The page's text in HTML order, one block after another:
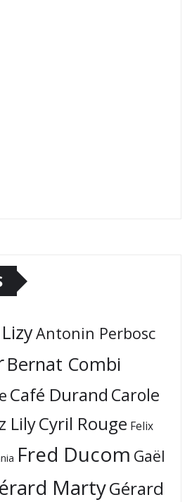
Antonin Perbosc
Bernat Combi
Café Durand Carole
LilyCyril Rouge Felix
Fred Ducom Gaël
MartyGérard